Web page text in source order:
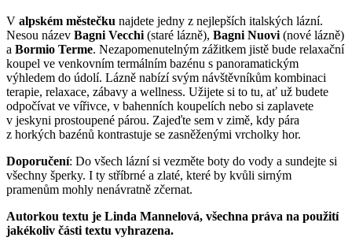
V alpském městečku najdete jedny z nejlepších italských lázní.
Nesou název Bagni Vecchi (staré lázně), Bagni Nuovi (nové lázně)
a Bormio Terme. Nezapomenutelným zážitkem jistě bude relaxační
koupel ve venkovním termálním bazénu s panoramatickým
výhledem do údolí. Lázně nabízí svým návštěvníkům kombinaci
terapie, relaxace, zábavy a wellness. Užijete si to tu, ať už budete
odpočívat ve vířivce, v bahenních koupelích nebo si zaplavete
v jeskyni prostoupené párou. Zajeďte sem v zimě, kdy pára
z horkých bazénů kontrastuje se zasněženými vrcholky hor.
Doporučení: Do všech lázní si vezměte boty do vody a sundejte si
všechny šperky. I ty stříbrné a zlaté, které by kvůli sirným
pramenům mohly nenávratně zčernat.
Autorkou textu je Linda Mannelová, všechna práva na použití
jakékoliv části textu vyhrazena.